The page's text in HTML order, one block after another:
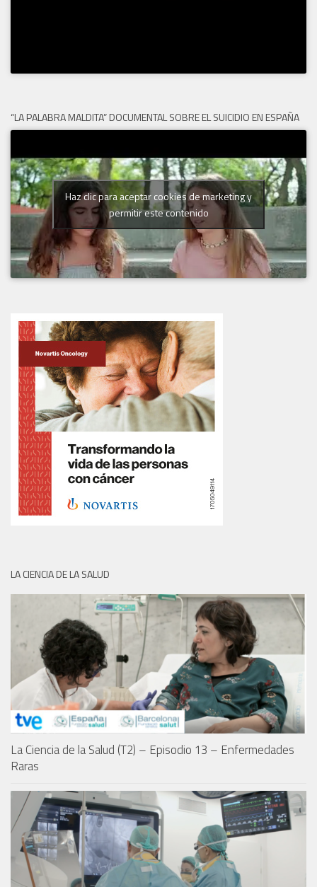
“LA PALABRA MALDITA” DOCUMENTAL SOBRE EL SUICIDIO EN ESPAÑA
Haz clic para aceptar cookies de marketing y
permitir este contenido
LA CIENCIA DE LA SALUD
La Ciencia de la Salud (T2) – Episodio 13 – Enfermedades
Raras